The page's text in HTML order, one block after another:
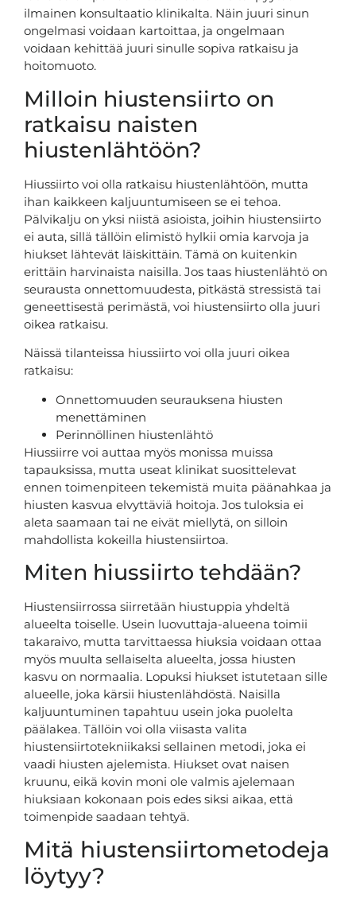
ilmainen konsultaatio klinikalta. Näin juuri sinun
ongelmasi voidaan kartoittaa, ja ongelmaan
voidaan kehittää juuri sinulle sopiva ratkaisu ja
hoitomuoto.
Milloin hiustensiirto on
ratkaisu naisten
hiustenlähtöön?
Hiussiirto voi olla ratkaisu hiustenlähtöön, mutta
ihan kaikkeen kaljuuntumiseen se ei tehoa.
Pälvikalju on yksi niistä asioista, joihin hiustensiirto
ei auta, sillä tällöin elimistö hylkii omia karvoja ja
hiukset lähtevät läiskittäin. Tämä on kuitenkin
erittäin harvinaista naisilla. Jos taas hiustenlähtö on
seurausta onnettomuudesta, pitkästä stressistä tai
geneettisestä perimästä, voi hiustensiirto olla juuri
oikea ratkaisu.
Näissä tilanteissa hiussiirto voi olla juuri oikea
ratkaisu:
Onnettomuuden seurauksena hiusten
menettäminen
Perinnöllinen hiustenlähtö
Hiussiirre voi auttaa myös monissa muissa
tapauksissa, mutta useat klinikat suosittelevat
ennen toimenpiteen tekemistä muita päänahkaa ja
hiusten kasvua elvyttäviä hoitoja. Jos tuloksia ei
aleta saamaan tai ne eivät miellytä, on silloin
mahdollista kokeilla hiustensiirtoa.
Miten hiussiirto tehdään?
Hiustensiirrossa siirretään hiustuppia yhdeltä
alueelta toiselle. Usein luovuttaja-alueena toimii
takaraivo, mutta tarvittaessa hiuksia voidaan ottaa
myös muulta sellaiselta alueelta, jossa hiusten
kasvu on normaalia. Lopuksi hiukset istutetaan sille
alueelle, joka kärsii hiustenlähdöstä. Naisilla
kaljuuntuminen tapahtuu usein joka puolelta
päälakea. Tällöin voi olla viisasta valita
hiustensiirtotekniikaksi sellainen metodi, joka ei
vaadi hiusten ajelemista. Hiukset ovat naisen
kruunu, eikä kovin moni ole valmis ajelemaan
hiuksiaan kokonaan pois edes siksi aikaa, että
toimenpide saadaan tehtyä.
Mitä hiustensiirtometodeja
löytyy?